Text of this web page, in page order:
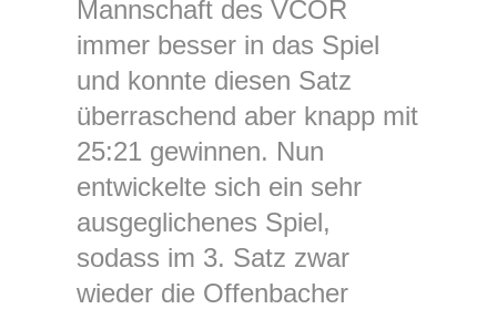
Mannschaft des VCOR
immer besser in das Spiel
und konnte diesen Satz
überraschend aber knapp mit
25:21 gewinnen. Nun
entwickelte sich ein sehr
ausgeglichenes Spiel,
sodass im 3. Satz zwar
wieder die Offenbacher